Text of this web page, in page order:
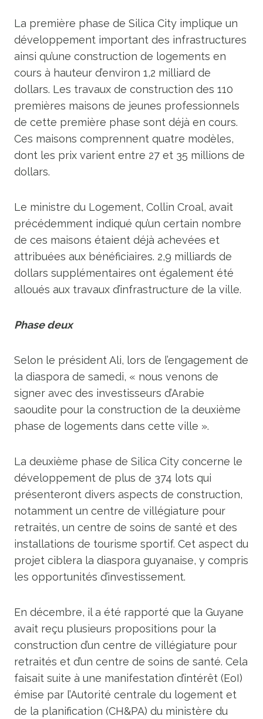
La première phase de Silica City implique un
développement important des infrastructures
ainsi qu’une construction de logements en
cours à hauteur d’environ 1,2 milliard de
dollars. Les travaux de construction des 110
premières maisons de jeunes professionnels
de cette première phase sont déjà en cours.
Ces maisons comprennent quatre modèles,
dont les prix varient entre 27 et 35 millions de
dollars.
Le ministre du Logement, Collin Croal, avait
précédemment indiqué qu’un certain nombre
de ces maisons étaient déjà achevées et
attribuées aux bénéficiaires. 2,9 milliards de
dollars supplémentaires ont également été
alloués aux travaux d’infrastructure de la ville.
Phase deux
Selon le président Ali, lors de l’engagement de
la diaspora de samedi, « nous venons de
signer avec des investisseurs d’Arabie
saoudite pour la construction de la deuxième
phase de logements dans cette ville ».
La deuxième phase de Silica City concerne le
développement de plus de 374 lots qui
présenteront divers aspects de construction,
notamment un centre de villégiature pour
retraités, un centre de soins de santé et des
installations de tourisme sportif. Cet aspect du
projet ciblera la diaspora guyanaise, y compris
les opportunités d’investissement.
En décembre, il a été rapporté que la Guyane
avait reçu plusieurs propositions pour la
construction d’un centre de villégiature pour
retraités et d’un centre de soins de santé. Cela
faisait suite à une manifestation d’intérêt (EoI)
émise par l’Autorité centrale du logement et
de la planification (CH&PA) du ministère du